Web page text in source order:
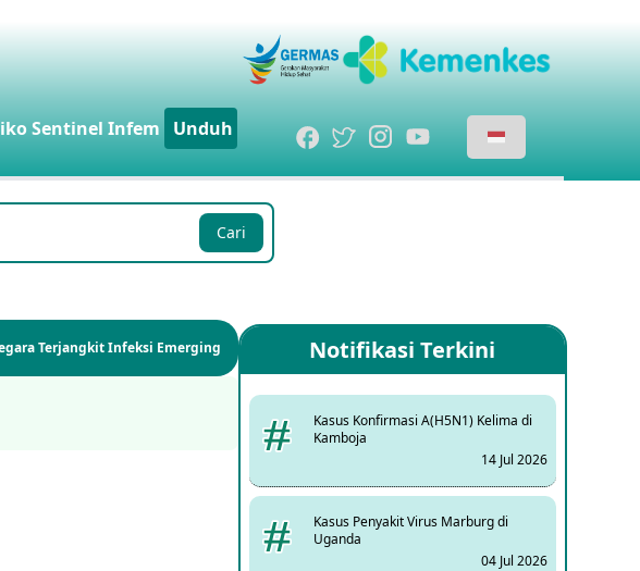
Sentinel Infem Unduh
Cari
Terjangkit Infeksi Emerging Notifikasi Terkini
Kasus Konfirmasi A(H5N1) Kelima di
Kamboja
14 Jul 2026
Kasus Penyakit Virus Marburg di
Uganda
04 Jul 2026